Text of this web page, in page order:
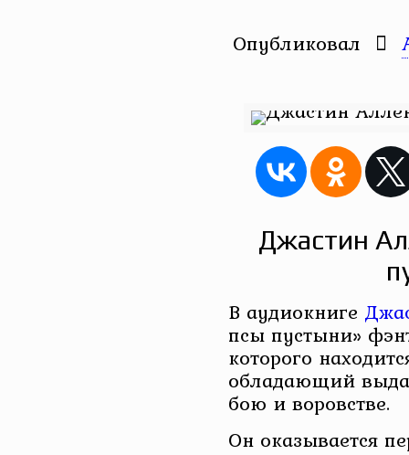
Опубликовал
Джастин
В аудиокниге
псы пустыни»
которого
обладающий
бою и воровстве.
Он оказывается